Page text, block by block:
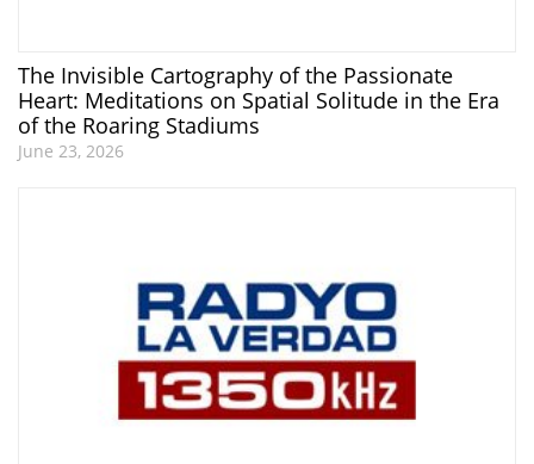
The Invisible Cartography of the Passionate
Heart: Meditations on Spatial Solitude in the Era
of the Roaring Stadiums
June 23, 2026